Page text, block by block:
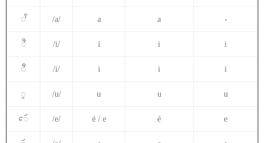
ꨩ /a/ a a -
ꨪ /i/ i i i
ꨫ /i/ i i i
ꨭ /u/ u u u
ꨯꨮ /e/ é / e é e